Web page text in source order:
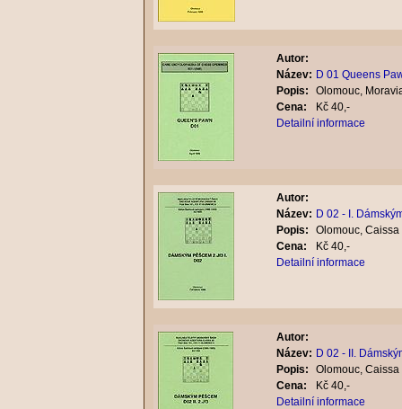
Autor:
Název: D 01 Queens
Popis:
Olomouc,
Cena:
Kč 40,-
Detailní informace
Autor:
Název: D 02 - I.
Popis:
Olomouc,
Cena:
Kč 40,-
Detailní informace
Autor:
Název: D 02 - II.
Popis:
Olomouc,
Cena:
Kč 40,-
Detailní informace